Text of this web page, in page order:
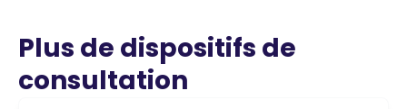
Plus de dispositifs de
consultation